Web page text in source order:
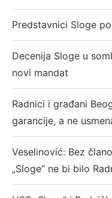
Predstavnici Sloge
Decenija Sloge u
novi mandat
Radnici i građani
garancije, a ne
Veselinović: Bez
„Sloge“ ne bi bilo